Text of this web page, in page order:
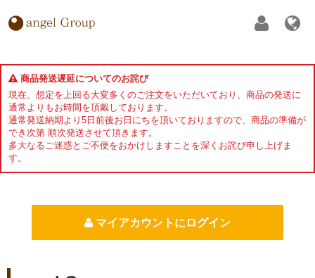
商品発送遅延についてのお詫び
現在、想定を上回る大変多くのご注文をいただいており、商品の発送に
通常よりもお時間を頂戴しております。
通常発送納期より5日前後お日にちを頂いておりますので、商品の準備が
でき次第 順次発送させて頂きます。
多大なるご迷惑とご不便をおかけしますことを深くお詫び申し上げま
す。
マイアカウントにログイン